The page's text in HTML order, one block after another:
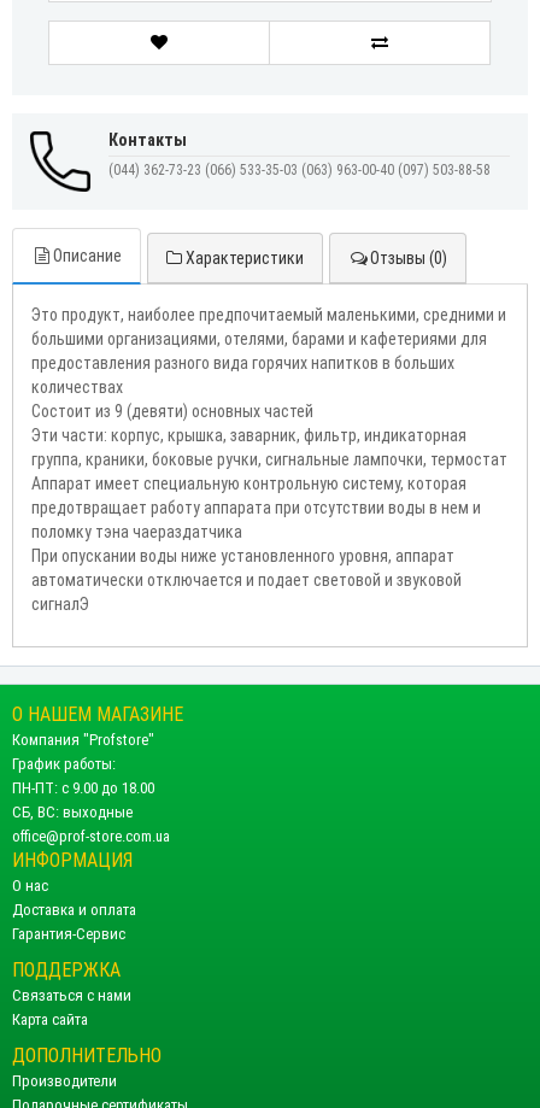
Контакты
(044) 362-73-23 (066) 533-35-03 (063) 963-00-40 (097) 503-88-58
Описание Характеристики Отзывы (0)
Это продукт, наиболее предпочитаемый маленькими, средними и
большими организациями, отелями, барами и кафетериями для
предоставления разного вида горячих напитков в больших
количествах
Cостоит из 9 (девяти) основных частей
Эти части: корпус, крышка, заварник, фильтр, индикаторная
группа, краники, боковые ручки, сигнальные лампочки, термостат
Аппарат имеет специальную контрольную систему, которая
предотвращает работу аппарата при отсутствии воды в нем и
поломку тэна чаераздатчика
При опускании воды ниже установленного уровня, аппарат
автоматически отключается и подает световой и звуковой
сигналЭ
О НАШЕМ МАГАЗИНЕ
Компания "Profstore"
График работы:
ПН-ПТ: с 9.00 до 18.00
СБ, ВС: выходные
office@prof-store.com.ua
ИНФОРМАЦИЯ
О нас
Доставка и оплата
Гарантия-Сервис
ПОДДЕРЖКА
Связаться с нами
Карта сайта
ДОПОЛНИТЕЛЬНО
Производители